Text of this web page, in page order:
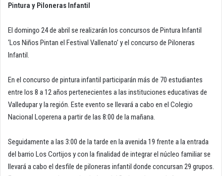
Pintura y Piloneras Infantil
El domingo 24 de abril se realizarán los concursos de Pintura Infantil
‘Los Niños Pintan el Festival Vallenato’ y el concurso de Piloneras
Infantil.
En el concurso de pintura infantil participarán más de 70 estudiantes
entre los 8 a 12 años pertenecientes a las instituciones educativas de
Valledupar y la región. Este evento se llevará a cabo en el Colegio
Nacional Loperena a partir de las 8:00 de la mañana.
Seguidamente a las 3:00 de la tarde en la avenida 19 frente a la entrada
del barrio Los Cortijos y con la finalidad de integrar el núcleo familiar se
llevará a cabo el desfile de piloneras infantil donde concursan 29 grupos.